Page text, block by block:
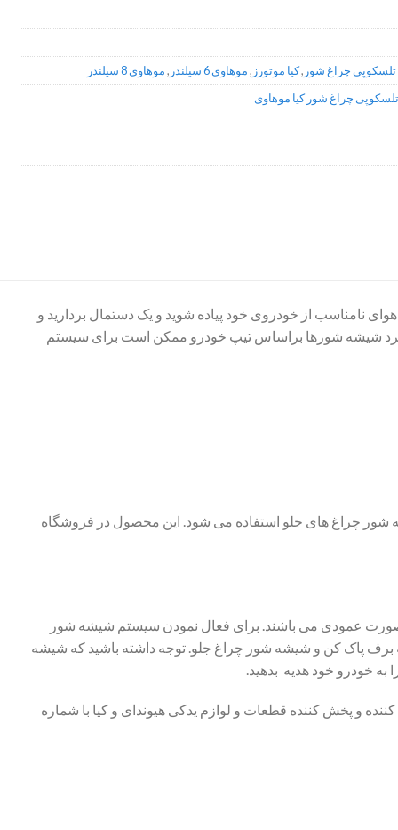
تلسکوپی چراغ شور ,کیا موتورز ,موهاوی 6 سیلندر ,موهاوی 8 سیلندر
تلسکوپی چراغ شور کیا موهاوی
نامناسب از خودروی خود پیاده شوید و یک دستمال بردارید و
شیشه شورها براساس تیپ خودرو ممکن است برای سیستم
چراغ های جلو استفاده می شود. این محصول در فروشگاه
عمودی می باشند. برای فعال نمودن سیستم شیشه شور
داد.۱. باز کردن سوئیچ۲. فعال نمودن نور پائینیها۳.فعال نمودن دسته برف پاک کن و شیشه شور چراغ جلو. توجه داشته باشید که شیشه
خودرو خود هدیه بدهید.
و پخش کننده قطعات و لوازم یدکی هیوندای و کیا با شماره